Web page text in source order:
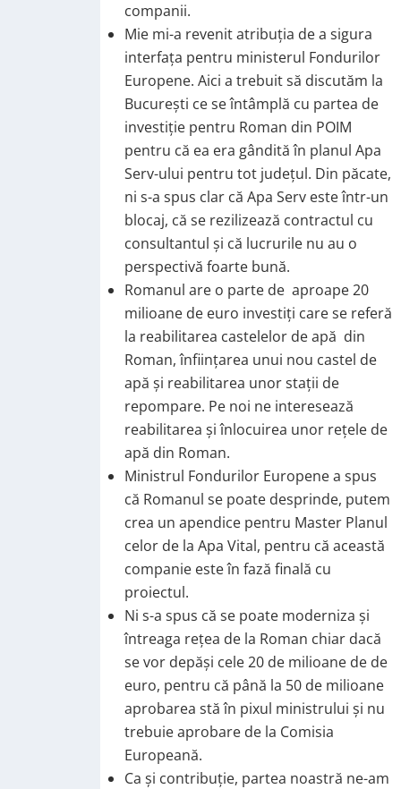
companii.
Mie mi-a revenit atribuția de a sigura
interfața pentru ministerul Fondurilor
Europene. Aici a trebuit să discutăm la
București ce se întâmplă cu partea de
investiție pentru Roman din POIM
pentru că ea era gândită în planul Apa
Serv-ului pentru tot județul. Din păcate,
ni s-a spus clar că Apa Serv este într-un
blocaj, că se rezilizează contractul cu
consultantul și că lucrurile nu au o
perspectivă foarte bună.
Romanul are o parte de aproape 20
milioane de euro investiți care se referă
la reabilitarea castelelor de apă din
Roman, înființarea unui nou castel de
apă și reabilitarea unor stații de
repompare. Pe noi ne interesează
reabilitarea și înlocuirea unor rețele de
apă din Roman.
Ministrul Fondurilor Europene a spus
că Romanul se poate desprinde, putem
crea un apendice pentru Master Planul
celor de la Apa Vital, pentru că această
companie este în fază finală cu
proiectul.
Ni s-a spus că se poate moderniza și
întreaga rețea de la Roman chiar dacă
se vor depăși cele 20 de milioane de de
euro, pentru că până la 50 de milioane
aprobarea stă în pixul ministrului și nu
trebuie aprobare de la Comisia
Europeană.
Ca și contribuție, partea noastră ne-am